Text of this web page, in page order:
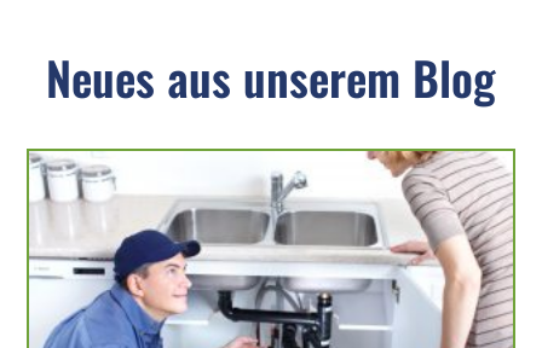
Neues aus unserem Blog